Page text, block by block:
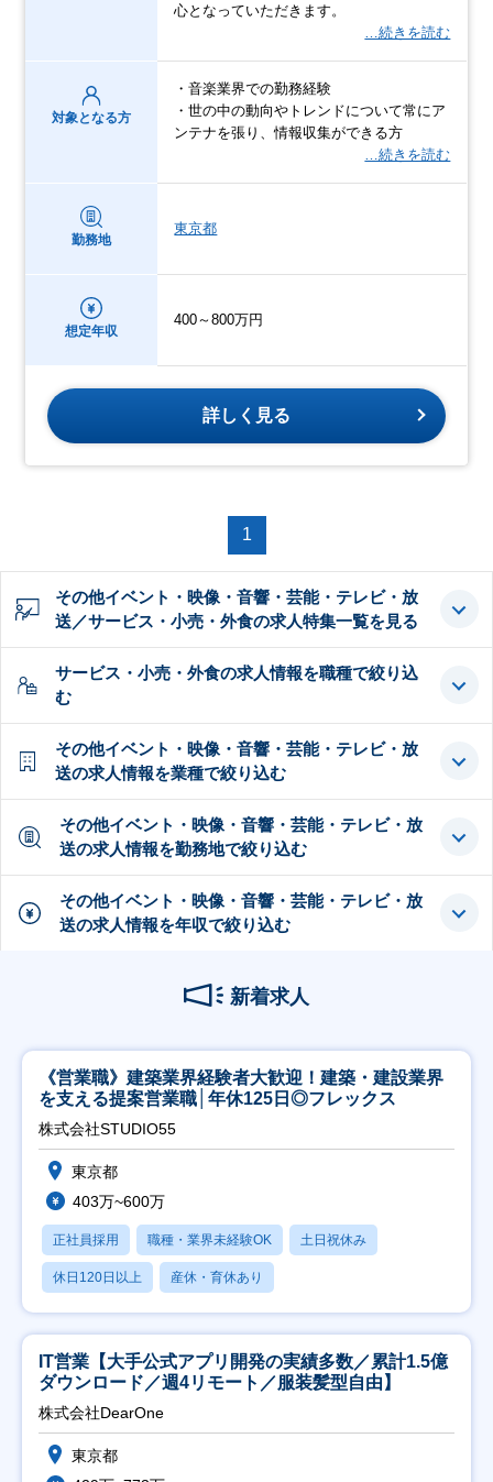
心となっていただきます。
…続きを読む
対象となる方
・音楽業界での勤務経験
・世の中の動向やトレンドについて常にア
ンテナを張り、情報収集ができる方
…続きを読む
勤務地
東京都
想定年収
400～800万円
詳しく見る
1
その他イベント・映像・音響・芸能・テレビ・放
送／サービス・小売・外食の求人特集一覧を見る
サービス・小売・外食の求人情報を職種で絞り込
む
その他イベント・映像・音響・芸能・テレビ・放
送の求人情報を業種で絞り込む
その他イベント・映像・音響・芸能・テレビ・放
送の求人情報を勤務地で絞り込む
その他イベント・映像・音響・芸能・テレビ・放
送の求人情報を年収で絞り込む
新着求人
《営業職》建築業界経験者大歓迎！建築・建設業界
を支える提案営業職│年休125日◎フレックス
株式会社STUDIO55
東京都
403万~600万
正社員採用 職種・業界未経験OK 土日祝休み
休日120日以上 産休・育休あり
IT営業【大手公式アプリ開発の実績多数／累計1.5億
ダウンロード／週4リモート／服装髪型自由】
株式会社DearOne
東京都